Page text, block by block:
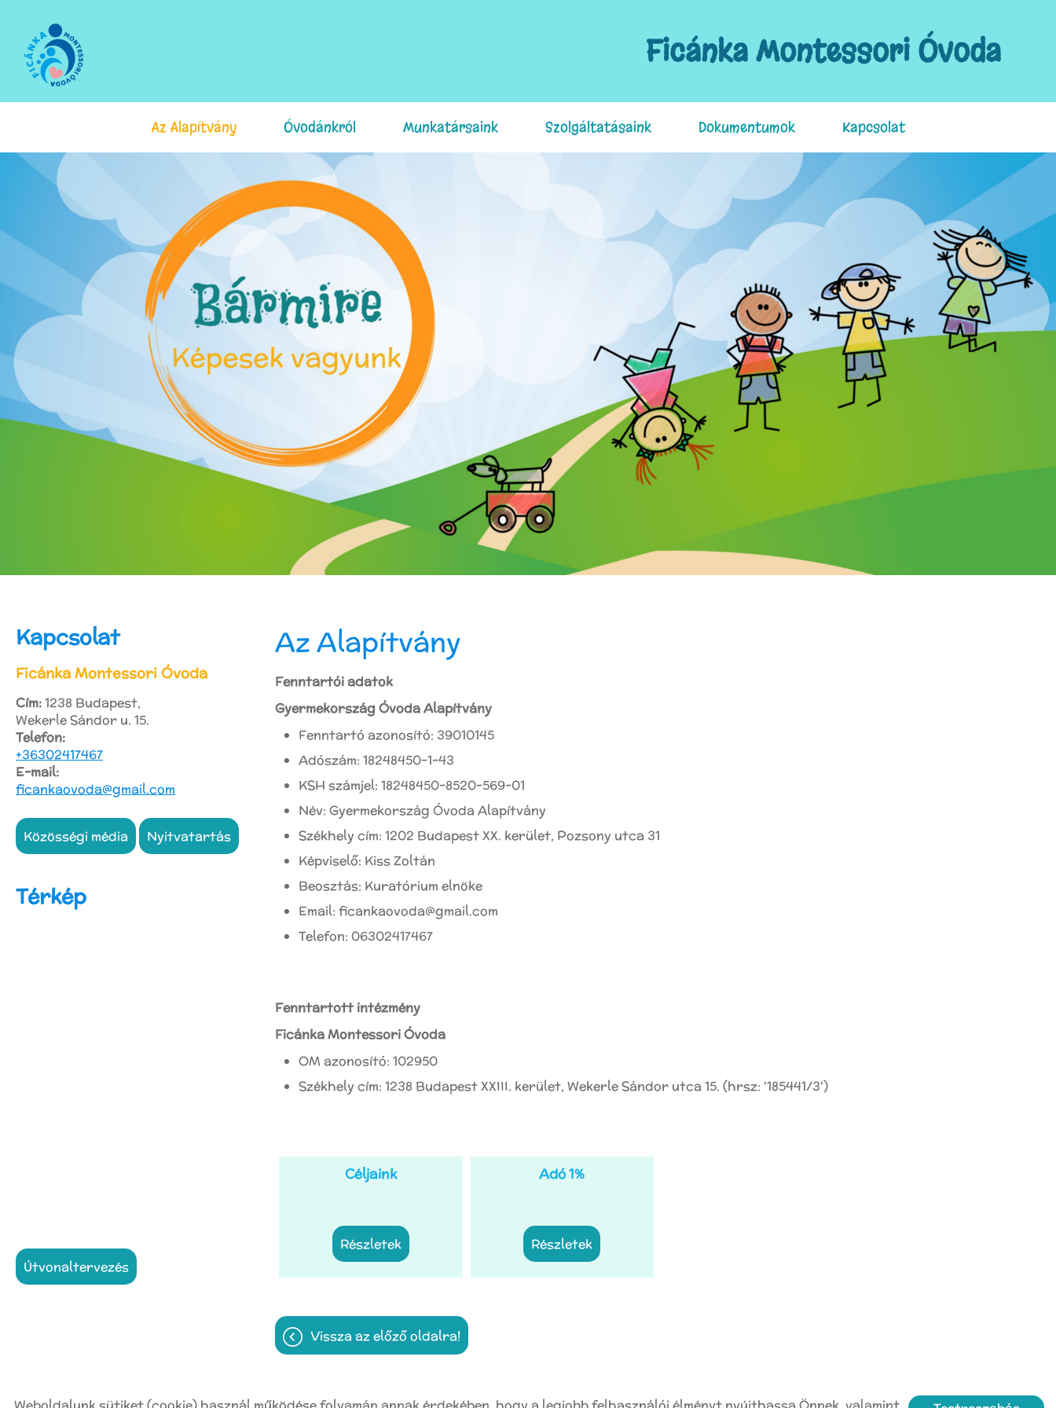
Ficánka Montessori Óvoda
Az Alapítvány Óvodánkról Munkatársaink Szolgáltatásaink Dokumentumok Kapcsolat
Kapcsolat
Ficánka Montessori Óvoda
Cím:1238 Budapest,
Wekerle Sándor u. 15.
Telefon:
+36302417467
E-mail:
ficankaovoda@gmail.com
közösségi média nyitvatartás
Térkép
útvonaltervezés
Az Alapítvány
Fenntartói adatok
Gyermekország Óvoda Alapítvány
Fenntartó azonosító: 39010145
Adószám: 18248450-1-43
KSH számjel: 18248450-8520-569-01
Név: Gyermekország Óvoda Alapítvány
Székhely cím: 1202 Budapest XX. kerület, Pozsony utca 31
Képviselő: Kiss Zoltán
Beosztás: Kuratórium elnöke
Email: ficankaovoda@gmail.com
Telefon: 06302417467
Fenntartott intézmény
Ficánka Montessori Óvoda
OM azonosító: 102950
Székhely cím: 1238 Budapest XXIII. kerület, Wekerle Sándor utca 15. (hrsz: '185441/3')
Céljaink
részletek
Adó 1%
részletek
vissza az előző oldalra!